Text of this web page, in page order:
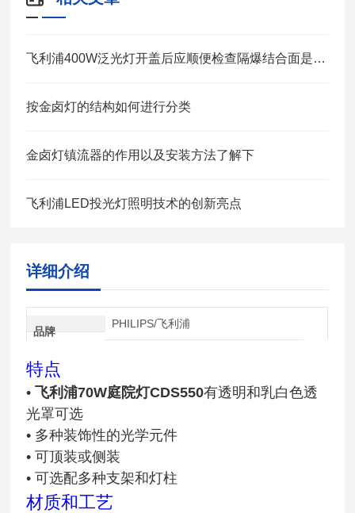
飞利浦400W泛光灯开盖后应顺便检查隔爆结合面是否完好
按金卤灯的结构如何进行分类
金卤灯镇流器的作用以及安装方法了解下
飞利浦LED投光灯照明技术的创新亮点
详细介绍
品牌
PHILIPS/飞利浦
特点
•飞利浦70W庭院灯CDS550有透明和乳白色透
光罩可选
• 多种装饰性的光学元件
• 可顶装或侧装
• 可选配多种支架和灯柱
材质和工艺